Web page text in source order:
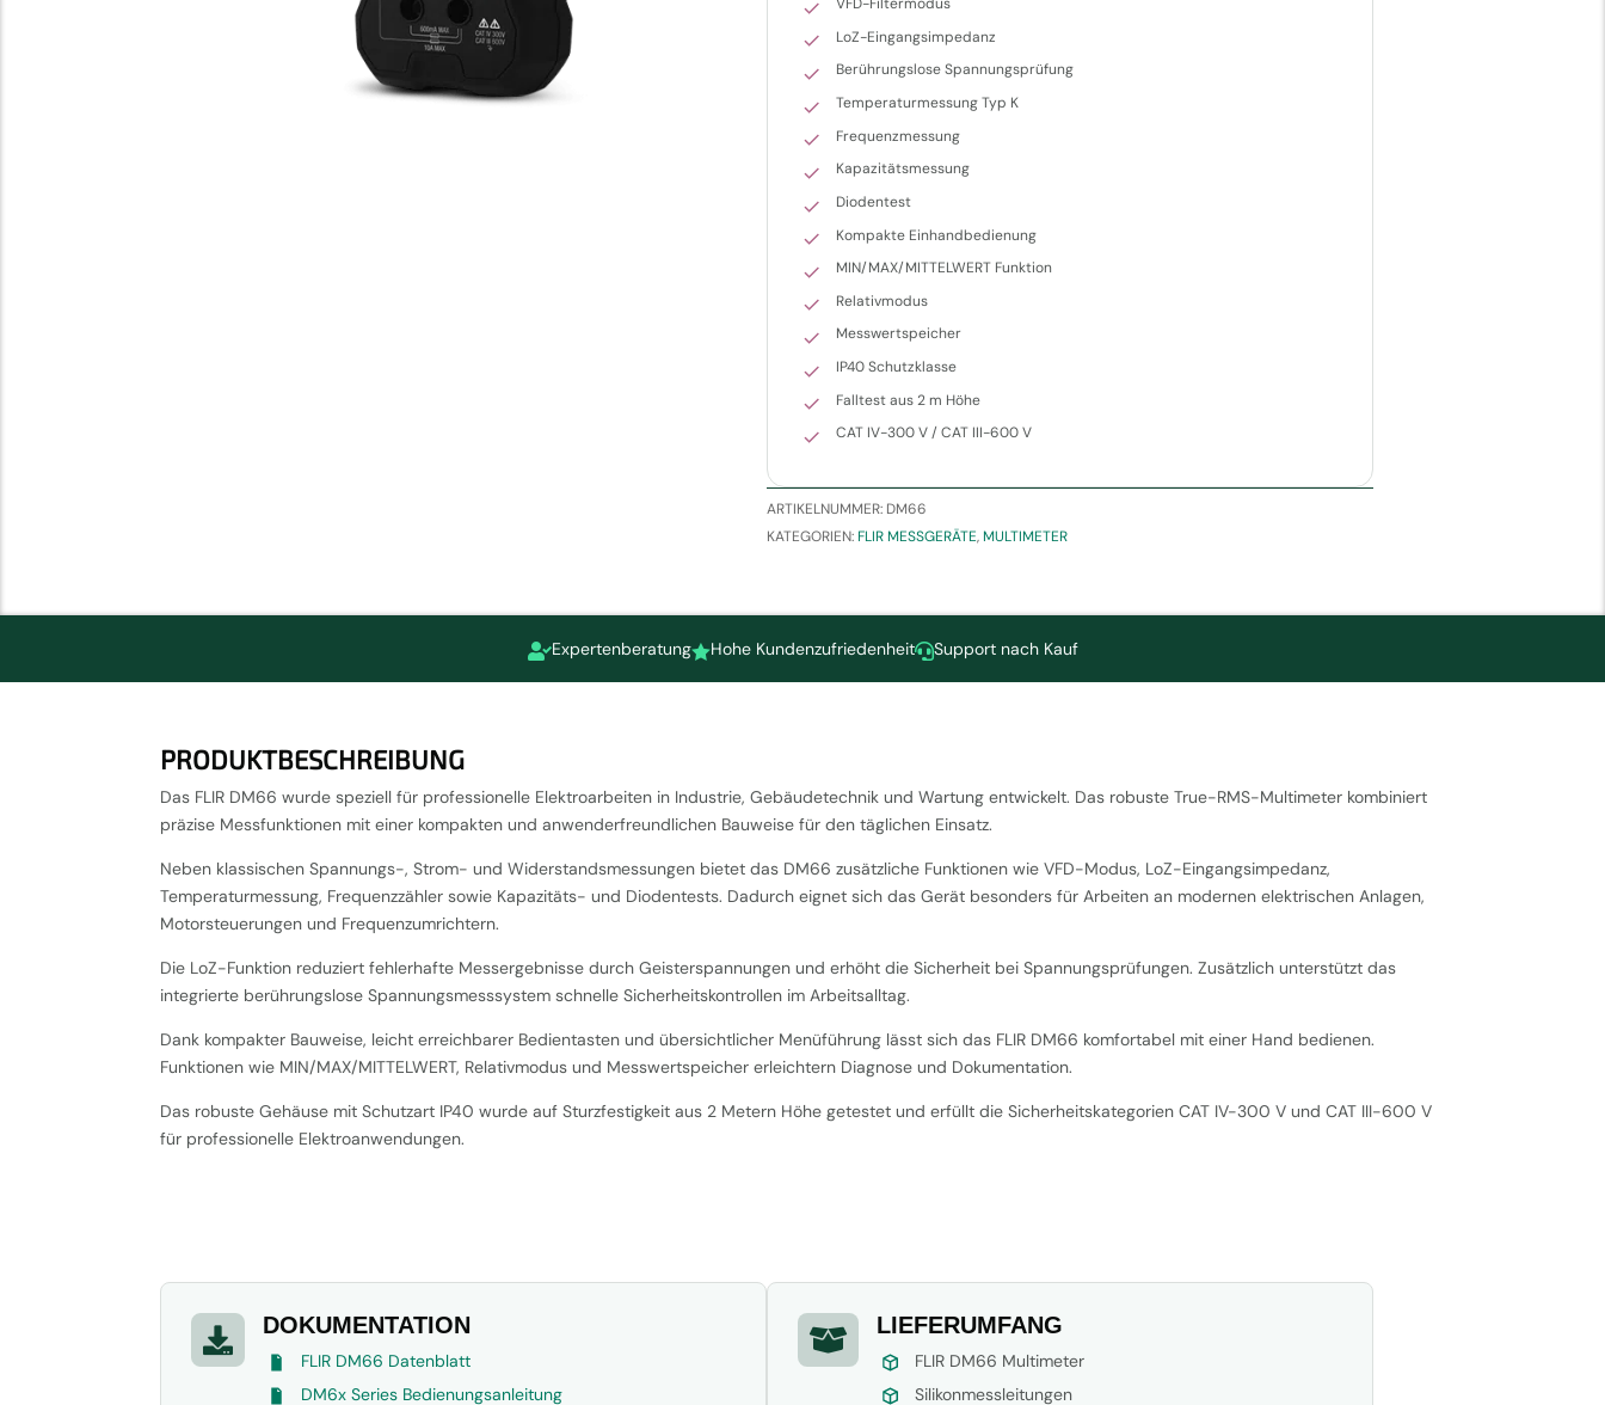
LoZ-Eingangsimpedanz
Berührungslose Spannungsprüfung
Temperaturmessung Typ K
Frequenzmessung
Kapazitätsmessung
Diodentest
Kompakte Einhandbedienung
MIN/MAX/MITTELWERT Funktion
Relativmodus
Messwertspeicher
IP40 Schutzklasse
Falltest aus 2 m Höhe
CAT IV-300 V / CAT III-600 V
ARTIKELNUMMER: DM66
KATEGORIEN:FLIR MESSGERÄTE,MULTIMETER
ExpertenberatungHohe KundenzufriedenheitSupport nach Kauf
PRODUKTBESCHREIBUNG
Das FLIR DM66 wurde speziell für professionelle Elektroarbeiten in Industrie, Gebäudetechnik und Wartung entwickelt. Das robuste True-RMS-Multimeter kombiniert
präzise Messfunktionen mit einer kompakten und anwenderfreundlichen Bauweise für den täglichen Einsatz.
Neben klassischen Spannungs-, Strom- und Widerstandsmessungen bietet das DM66 zusätzliche Funktionen wie VFD-Modus, LoZ-Eingangsimpedanz,
Temperaturmessung, Frequenzzähler sowie Kapazitäts- und Diodentests. Dadurch eignet sich das Gerät besonders für Arbeiten an modernen elektrischen Anlagen,
Motorsteuerungen und Frequenzumrichtern.
Die LoZ-Funktion reduziert fehlerhafte Messergebnisse durch Geisterspannungen und erhöht die Sicherheit bei Spannungsprüfungen. Zusätzlich unterstützt das
integrierte berührungslose Spannungsmesssystem schnelle Sicherheitskontrollen im Arbeitsalltag.
Dank kompakter Bauweise, leicht erreichbarer Bedientasten und übersichtlicher Menüführung lässt sich das FLIR DM66 komfortabel mit einer Hand bedienen.
Funktionen wie MIN/MAX/MITTELWERT, Relativmodus und Messwertspeicher erleichtern Diagnose und Dokumentation.
Das robuste Gehäuse mit Schutzart IP40 wurde auf Sturzfestigkeit aus 2 Metern Höhe getestet und erfüllt die Sicherheitskategorien CAT IV-300 V und CAT III-600 V
für professionelle Elektroanwendungen.
 DOKUMENTATION
FLIR DM66 Datenblatt
DM6x Series Bedienungsanleitung
 LIEFERUMFANG
FLIR DM66 Multimeter
Silikonmessleitungen